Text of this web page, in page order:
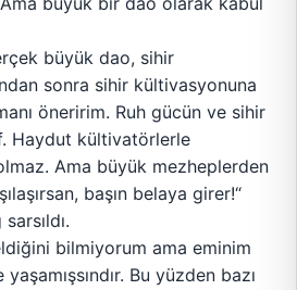
büyük dao, sihir
sonra sihir kültivasyonuna
öneririm. Ruh gücün ve sihir
Haydut kültivatörlerle
Ama büyük mezheplerden
başın belaya girer!“
bilmiyorum ama eminim
Bu yüzden bazı